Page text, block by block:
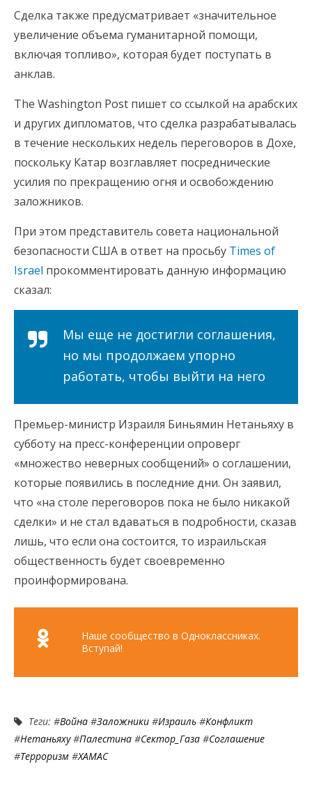
Сделка также предусматривает «значительное
увеличение объема гуманитарной помощи,
включая топливо», которая будет поступать в
анклав.
The Washington Post пишет со ссылкой на арабских
и других дипломатов, что сделка разрабатывалась
в течение нескольких недель переговоров в Дохе,
поскольку Катар возглавляет посреднические
усилия по прекращению огня и освобождению
заложников.
При этом представитель совета национальной
безопасности США в ответ на просьбу Times of
Israel прокомментировать данную информацию
сказал:
Мы еще не достигли соглашения,
но мы продолжаем упорно
работать, чтобы выйти на него
Премьер-министр Израиля Биньямин Нетаньяху в
субботу на пресс-конференции опроверг
«множество неверных сообщений» о соглашении,
которые появились в последние дни. Он заявил,
что «на столе переговоров пока не было никакой
сделки» и не стал вдаваться в подробности, сказав
лишь, что если она состоится, то израильская
общественность будет своевременно
проинформирована.
Наше сообщество в Одноклассниках.
Вступай!
Теги: #Война #Заложники #Израиль #Конфликт
#Нетаньяху#Палестина #Сектор_Газа #Соглашение
#Терроризм #ХАМАС